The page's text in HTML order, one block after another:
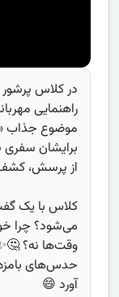
راهنمایی
موضوع جذاب
برایشان سفری
از پرسش،
کلاس با یک
می‌شود؟ چرا
وقت‌ها نه؟
حدس‌های
آورد 😄